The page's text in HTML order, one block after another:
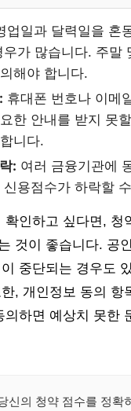
업일과 달력일을 혼
가 많습니다. 주말
해야 합니다.
휴대폰 번호나 이메
한 안내를 받지 못
니다.
: 여러 금융기관에
용점수가 하락할
인하고 싶다면, 청
것이 좋습니다. 공
중단되는 경우도
, 개인정보 동의 항
의하면 예상치 못한
신의 청약 점수를 정확